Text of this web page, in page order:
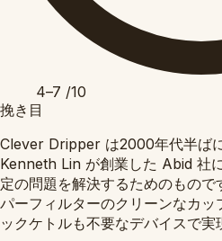
4–7 /10
挽き目
Clever Dripper は2000年代半ば
Kenneth Lin が創業した Abid 社
定の問題を解決するためのもの
パーフィルターのクリーンなカ
ックケトルも不要なデバイスで実